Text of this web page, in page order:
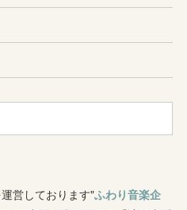
運営しております"ふわり音楽企